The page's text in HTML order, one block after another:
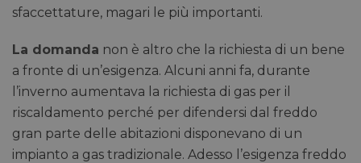
sfaccettature, magari le più importanti.
La domanda non è altro che la richiesta di un bene
a fronte di un’esigenza. Alcuni anni fa, durante
l’inverno aumentava la richiesta di gas per il
riscaldamento perché per difendersi dal freddo
gran parte delle abitazioni disponevano di un
impianto a gas tradizionale. Adesso l’esigenza freddo